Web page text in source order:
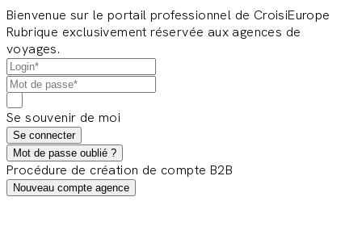
Bienvenue sur le portail professionnel de CroisiEurope
Rubrique exclusivement réservée aux agences de
voyages.
Se souvenir de moi
Se connecter
Mot de passe oublié ?
Procédure de création de compte B2B
Nouveau compte agence